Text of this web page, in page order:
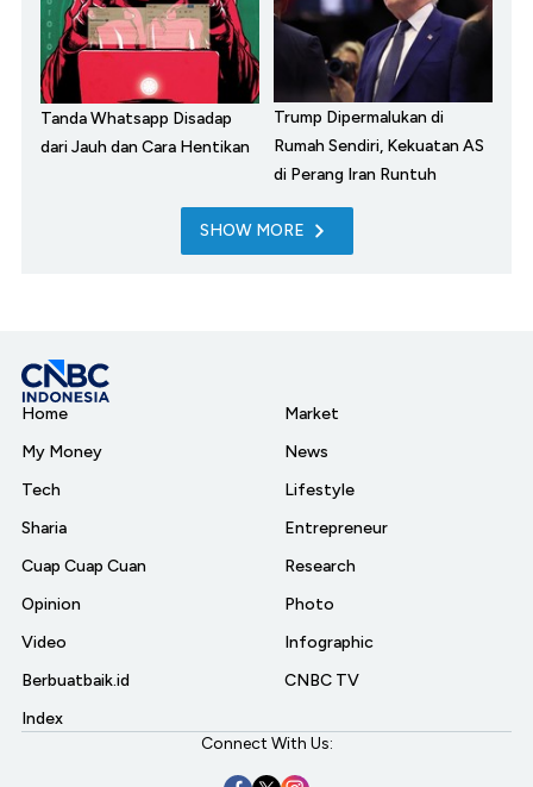
Tanda Whatsapp Disadap
dari Jauh dan Cara Hentikan
Trump Dipermalukan di
Rumah Sendiri, Kekuatan AS
di Perang Iran Runtuh
SHOW MORE
Home
My Money
Tech
Sharia
Cuap Cuap Cuan
Opinion
Video
Berbuatbaik.id
Index
Market
News
Lifestyle
Entrepreneur
Research
Photo
Infographic
CNBC TV
Connect With Us: